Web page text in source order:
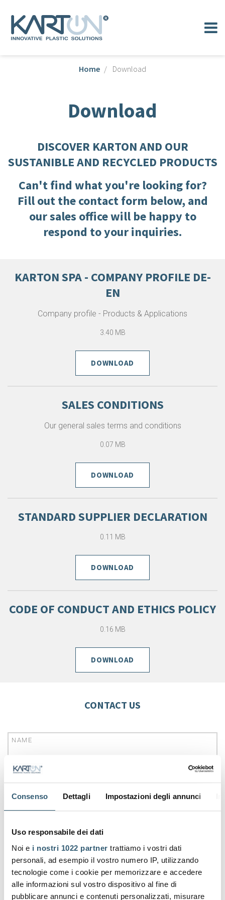
Consenso Dettagli Impostazioni degli annunci
Uso responsabile dei dati
Noi e i nostri 1022 partner trattiamo i vostri dati
personali, ad esempio il vostro numero IP, utilizzando
tecnologie come i cookie per memorizzare e accedere
alle informazioni sul vostro dispositivo al fine di
pubblicare annunci e contenuti personalizzati, misurare
Home Download
Download
DISCOVER KARTON AND OUR
SUSTANIBLE AND RECYCLED PRODUCTS
Can't find what you're looking for?
Fill out the contact form below, and
our sales office will be happy to
respond to your inquiries.
KARTON SPA - COMPANY PROFILE DE-
EN
Company profile - Products & Applications
3.40 MB
DOWNLOAD
SALES CONDITIONS
Our general sales terms and conditions
0.07 MB
DOWNLOAD
STANDARD SUPPLIER DECLARATION
0.11 MB
DOWNLOAD
CODE OF CONDUCT AND ETHICS POLICY
0.16 MB
DOWNLOAD
CONTACT US
NAME
EMAIL
COMPANY